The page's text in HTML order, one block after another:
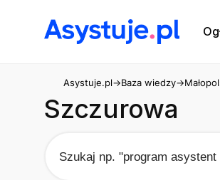
Asystuje.pl→Baza wiedzy→
Szczurowa